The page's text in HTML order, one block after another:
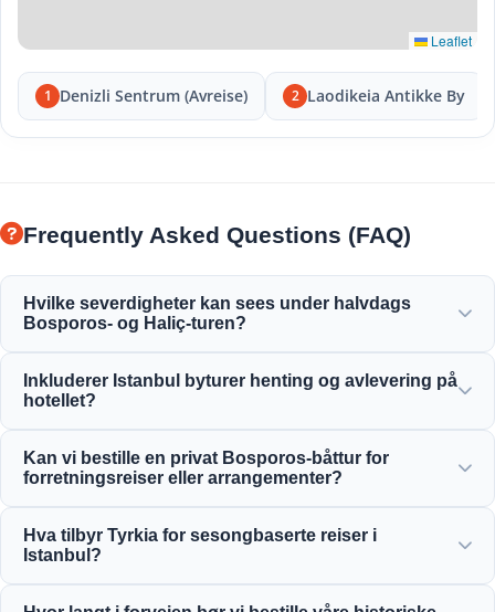
Leaflet
1 Denizli Sentrum (Avreise) 2 Laodikeia Antikke By
Frequently Asked Questions (FAQ)
Hvilke severdigheter kan sees under halvdags
Bosporos- og Haliç-turen?
broen, Dolmabahçe-palasset, Ortaköy-moskeen,
Rumelihisarı og elegante osmanske herskapshus.
Inkluderer Istanbul byturer henting og avlevering på
hotellet?
beliggende hoteller i Sultanahmet, Taksim og
omkringliggende områder.
Kan vi bestille en privat Bosporos-båttur for
forretningsreiser eller arrangementer?
og tilbyr skreddersydd yachtutleie, bedriftsarrangementer
og private Bosporos-middagscruise.
Hva tilbyr Tyrkia for sesongbaserte reiser i
Istanbul?